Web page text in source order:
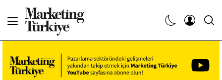
Haberler